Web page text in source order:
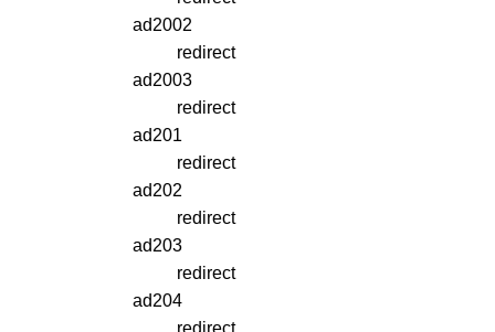
ad2002
redirect
ad2003
redirect
ad201
redirect
ad202
redirect
ad203
redirect
ad204